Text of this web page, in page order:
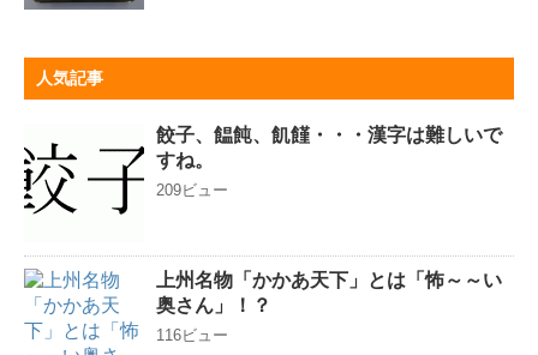
人気記事
餃子、饂飩、飢饉・・・漢字は難しいで
すね。
209ビュー
上州名物「かかあ天下」とは「怖～～い
奥さん」！？
116ビュー